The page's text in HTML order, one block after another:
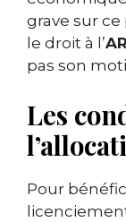
grave sur
le droit à l’
pas son
Les
Pour